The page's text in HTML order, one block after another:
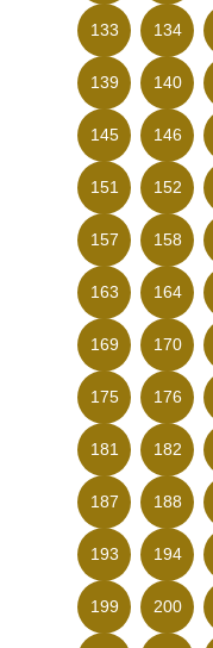
133 134
139 140
145 146
151 152
157 158
163 164
169 170
175 176
181 182
187 188
193 194
199 200